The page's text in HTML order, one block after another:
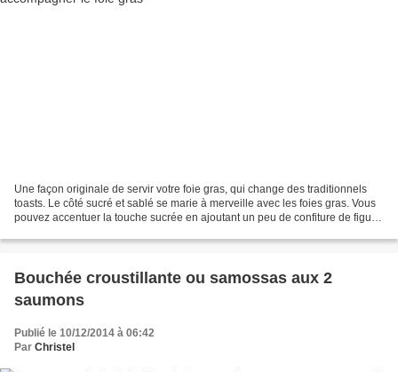
Une façon originale de servir votre foie gras, qui change des traditionnels
toasts. Le côté sucré et sablé se marie à merveille avec les foies gras. Vous
pouvez accentuer la touche sucrée en ajoutant un peu de confiture de figues
Bouchée croustillante ou samossas aux 2
saumons
Publié le 10/12/2014 à 06:42
Par Christel